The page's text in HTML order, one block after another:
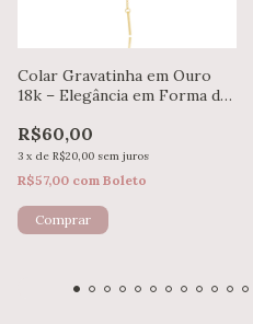
Colar Gravatinha em Ouro
18k – Elegância em Forma de
R$60,00
3 x de R$20,00 sem juros
R$57,00 com Boleto